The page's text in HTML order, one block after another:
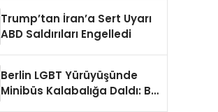
Trump’tan İran’a Sert Uyarı
ABD Saldırıları Engelledi
Berlin LGBT Yürüyüşünde
Minibüs Kalabalığa Daldı: Bir